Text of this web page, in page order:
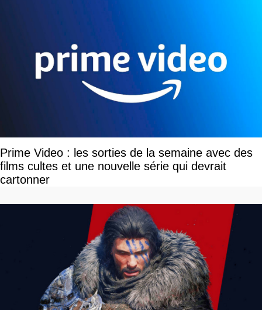
Prime Video : les sorties de la semaine avec des
films cultes et une nouvelle série qui devrait
cartonner